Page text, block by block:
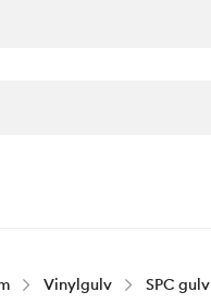
Vinylgulv SPC gulv